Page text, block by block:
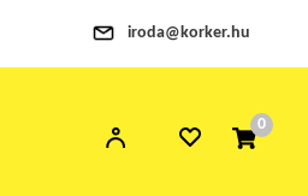
iroda@korker.hu
0